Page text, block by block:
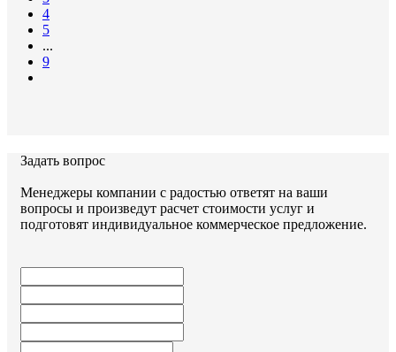
4
5
...
9
Задать вопрос
Менеджеры компании с радостью ответят на ваши
вопросы и произведут расчет стоимости услуг и
подготовят индивидуальное коммерческое предложение.